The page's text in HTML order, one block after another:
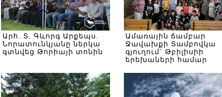
Արհ. Տ. Գևորգ Արքեպս.
Նորատունկյանը ներկա
գտնվեց Թորիայի տոնին
Ամառային ճամբար
Ջավախքի Տամբովկա
գյուղում` Թբիլիսիի
երեխաների համար